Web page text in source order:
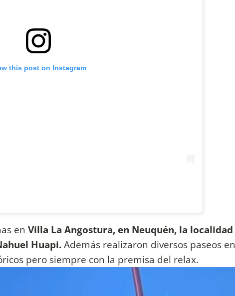
this post on Instagram
en Villa La Angostura, en Neuquén, la localidad
Huapi.Además realizaron diversos paseos en
pero siempre con la premisa del relax.